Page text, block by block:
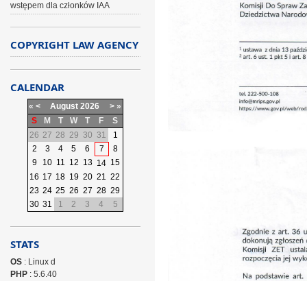
wstępem dla członków IAA
COPYRIGHT LAW AGENCY
CALENDAR
« < August 2026 > »
S
M T W T F
S
26 27 28 29 30 31
1
2
3 4 5 6 7
8
9
10 11 12 13 14 15
16 17 18 19 20 21 22
23 24 25 26 27 28 29
30 31 1 2 3 4 5
STATS
OS: Linux d
PHP: 5.6.40